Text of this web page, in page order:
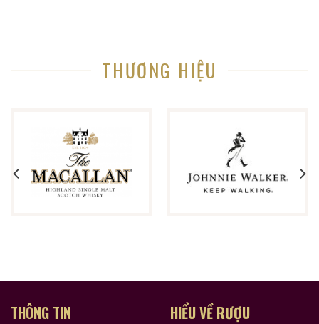
những gì học hỏi được trong hơn 10 năm trong lĩnh vực
này. Bạn sẽ tìm thấy lịch sử nguồn gốc các loại rượu
cửa hàng rượu ngoại uy tín và còn nhiều điều thú vị
hơn nữa đang chờ bạn khám phá.
Ruouxachtay.com rất vinh dự được đồng hành cùng
các bạn trên hành trình khám phá thế giới hương vị
Trăm Nghe Không Bằng Một Thấy
THƯƠNG HIỆU
THÔNG TIN HIỂU VỀ RƯỢU